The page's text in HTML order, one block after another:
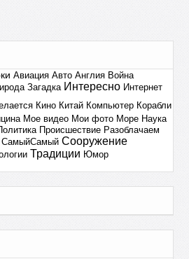
Авиация Авто Англия Война
Загадка Интересно Интернет
Кино Китай Компьютер Корабли
Мое видео Мои фото Море Наука
Происшествие Разоблачаем
СамыйСамый Сооружение
Традиции Юмор